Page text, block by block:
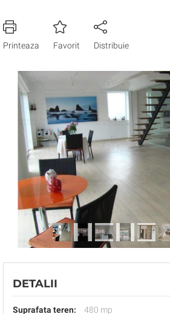
Printeaza Favorit Distribuie
DETALII
Suprafata teren:
480 mp